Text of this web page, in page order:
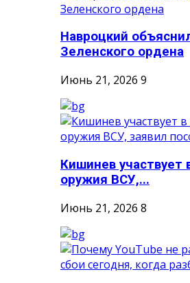
Навроцкий
Зеленского ордена
Июнь 21, 2026 9
Кишинев участвует
оружия ВСУ,...
Июнь 21, 2026 8